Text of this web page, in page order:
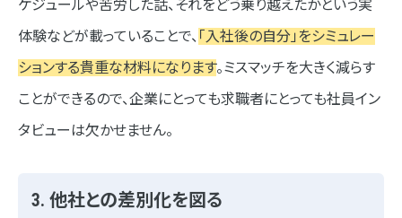
ケジュールや苦労した話、それをどう乗り越えたかという実
体験などが載っていることで、 「入社後の自分」をシミュレー
ションする貴重な材料になります。ミスマッチを大きく減らす
ことができるので、企業にとっても求職者にとっても社員イン
タビューは欠かせません。
3. 他社との差別化を図る